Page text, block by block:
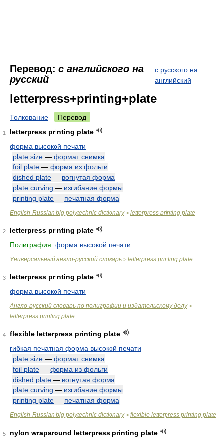
Перевод: с английского на
русский
с русского на
английский
letterpress+printing+plate
Толкование Перевод
1
letterpress printing plate
форма высокой печати
plate size — формат снимка
foil plate — форма из фольги
dished plate — вогнутая форма
plate curving — изгибание формы
printing plate — печатная форма
English-Russian big polytechnic dictionary> letterpress printing plate
2
letterpress printing plate
Полиграфия: форма высокой печати
Универсальный англо-русский словарь > letterpress printing plate
3
letterpress printing plate
форма высокой печати
Англо-русский словарь по полиграфии и издательскому делу>
letterpress printing plate
4
flexible letterpress printing plate
гибкая печатная форма высокой печати
plate size — формат снимка
foil plate — форма из фольги
dished plate — вогнутая форма
plate curving — изгибание формы
printing plate — печатная форма
English-Russian big polytechnic dictionary> flexible letterpress printing plate
5
nylon wraparound letterpress printing plate